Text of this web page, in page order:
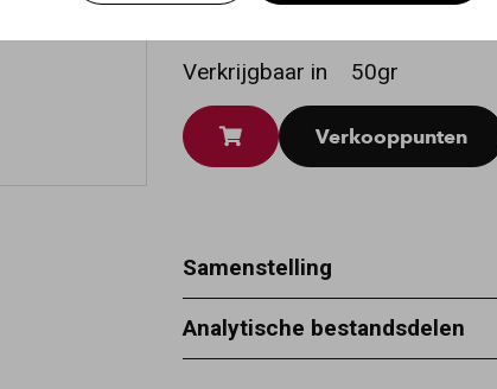
Verkrijgbaar in
50gr
Verkooppunten
Samenstelling
tonijn 10%, tapiocazetmeel,
Analytische bestandsdelen